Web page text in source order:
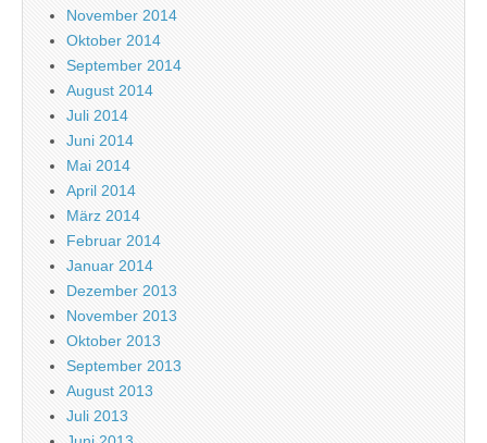
November 2014
Oktober 2014
September 2014
August 2014
Juli 2014
Juni 2014
Mai 2014
April 2014
März 2014
Februar 2014
Januar 2014
Dezember 2013
November 2013
Oktober 2013
September 2013
August 2013
Juli 2013